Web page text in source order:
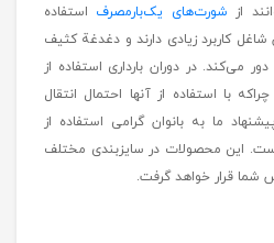
که بعد از هر بار شستشو استریل شده و
بانوان:
از شورت‌های یک‌بارمصرفاستفاده
شاغل کاربرد زیادی دارند و دغدغة كثيف
می‌کند. در دوران بارداری استفاده از
ما به بانوان گرامی استفاده از